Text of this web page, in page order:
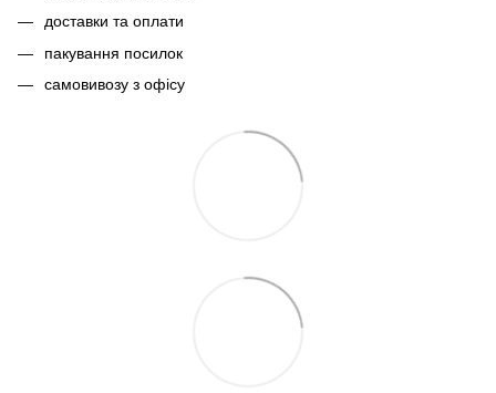
доставки та оплати
пакування посилок
самовивозу з офісу